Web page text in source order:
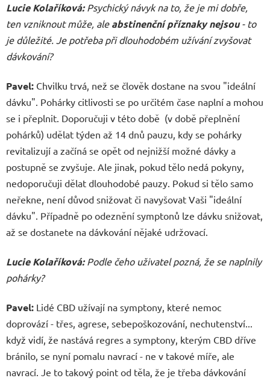
Lucie Kolaříková: Psychický návyk na to, že je mi dobře,
ten vzniknout může, ale abstinenční příznaky nejsou- to
je důležité. Je potřeba při dlouhodobém užívání zvyšovat
dávkování?
Pavel: Chvilku trvá, než se člověk dostane na svou "ideální
dávku". Pohárky citlivosti se po určitém čase naplní a mohou
se i přeplnit. Doporučuji v této době (v době přeplnění
pohárků) udělat týden až 14 dnů pauzu, kdy se pohárky
revitalizují a začíná se opět od nejnižší možné dávky a
postupně se zvyšuje. Ale jinak, pokud tělo nedá pokyny,
nedoporučuji dělat dlouhodobé pauzy. Pokud si tělo samo
neřekne, není důvod snižovat či navyšovat Vaši "ideální
dávku". Případně po odeznění symptonů lze dávku snižovat,
až se dostanete na dávkování nějaké udržovací.
Lucie Kolaříková:Podle čeho uživatel pozná, že se naplnily
pohárky?
Pavel: Lidé CBD užívají na symptony, které nemoc
doprovází - třes, agrese, sebepoškozování, nechutenství...
když vidí, že nastává regres a symptony, kterým CBD dříve
bránilo, se nyní pomalu navrací - ne v takové míře, ale
navrací. Je to takový point od těla, že je třeba dávkování